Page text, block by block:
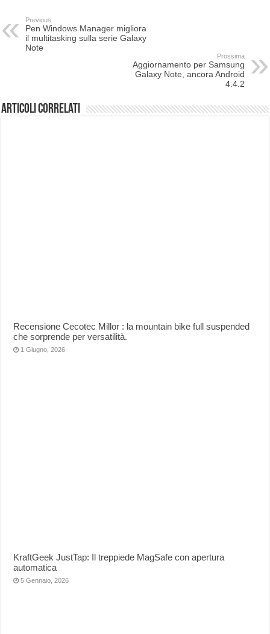
Previous
Pen Windows Manager migliora
il multitasking sulla serie Galaxy
Note
Prossima
Aggiornamento per Samsung
Galaxy Note, ancora Android
4.4.2
Articoli correlati
Recensione Cecotec Millor : la mountain bike full suspended
che sorprende per versatilità.
1 Giugno, 2026
KraftGeek JustTap: Il treppiede MagSafe con apertura
automatica
5 Gennaio, 2026